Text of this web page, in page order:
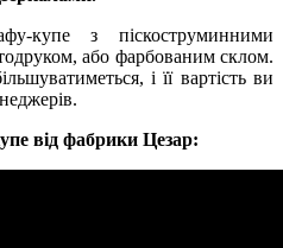
купе з піскоструминними
або фарбованим склом.
і її вартість ви
від фабрики Цезар: